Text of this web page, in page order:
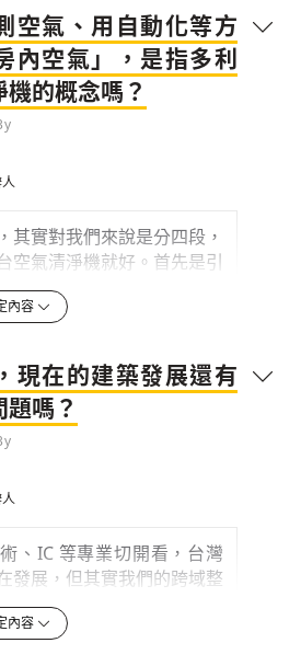
全、更
3y
檢舉留言
污有關，就是現在常常在講
當病毒在佈滿氣溶膠的空間
染性越高。現在用戴口罩、
免氣溶膠，其實不太人性
長久之計，最終還是要回歸
的質量」，也就是...
檢舉留言
空氣、用自動化等方
內空氣」，是指多利
的概念嗎？
其實對我們來說是分四段，
空氣清淨機就好。首先是引
台灣絕大多數人都沒有在做
信全世界的疫情延燒，也是
的換算量，都是站在空調的
而不是站在人呼吸的量去計
身房跑步的成人，一小時可
方米的空氣，但一個 5 歲的
只需要 20 立方米左右，而
運動量......等，這些都是需
需要很精準的計算。簡單來
3y
內容
現在的建築發展還有
嗎？
、IC 等專業切開看，台灣
發展，但其實我們的跨域整
公司比較特別，像大廚一樣
來，這樣的專業其實不多。
內容